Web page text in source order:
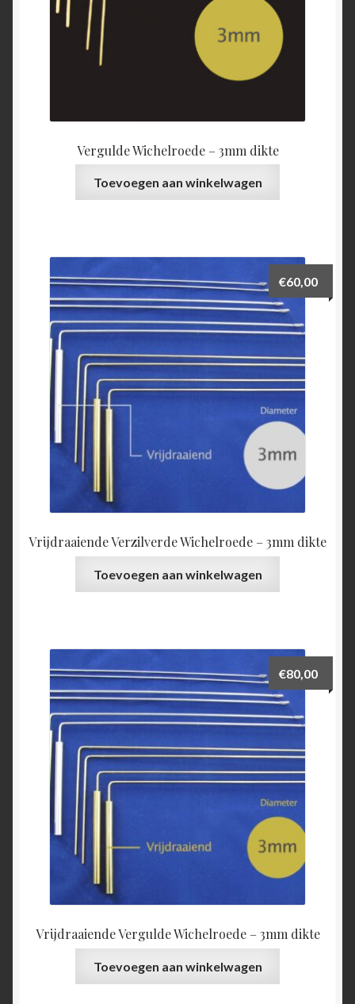
Vergulde Wichelroede – 3mm dikte
Toevoegen aan winkelwagen
Vrijdraaiende Verzilverde Wichelroede – 3mm dikte
€60,00
Toevoegen aan winkelwagen
Vrijdraaiende Vergulde Wichelroede – 3mm dikte
€80,00
Toevoegen aan winkelwagen